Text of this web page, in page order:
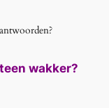
wakker?